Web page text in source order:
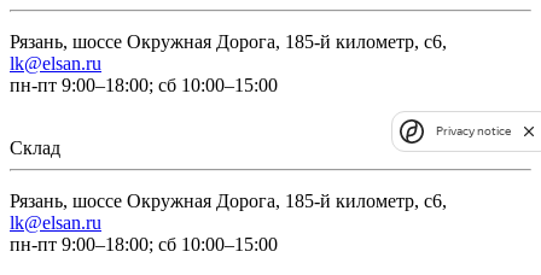
Рязань, шоссе Окружная Дорога, 185-й километр, с6,
lk@elsan.ru
пн-пт 9:00–18:00; сб 10:00–15:00
Склад
Рязань, шоссе Окружная Дорога, 185-й километр, с6,
lk@elsan.ru
пн-пт 9:00–18:00; сб 10:00–15:00
Privacy notice